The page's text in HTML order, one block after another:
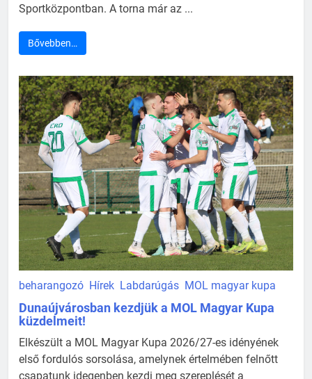
Sportközpontban. A torna már az ...
Bővebben…
beharangozó Hírek Labdarúgás MOL magyar kupa
Dunaújvárosban kezdjük a MOL Magyar Kupa
küzdelmeit!
Elkészült a MOL Magyar Kupa 2026/27-es idényének
első fordulós sorsolása, amelynek értelmében felnőtt
csapatunk idegenben kezdi meg szereplését a